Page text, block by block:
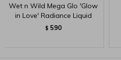
Wet n Wild Mega Glo 'Glow
in Love' Radiance Liquid
$ 590